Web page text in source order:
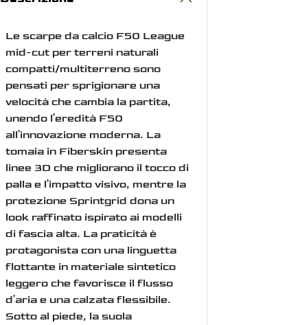
Le scarpe da calcio F50 League
mid-cut per terreni naturali
compatti/multiterreno sono
pensati per sprigionare una
velocità che cambia la partita,
unendo l'eredità F50
all'innovazione moderna. La
tomaia in Fiberskin presenta
linee 3D che migliorano il tocco di
palla e l'impatto visivo, mentre la
protezione Sprintgrid dona un
look raffinato ispirato ai modelli
di fascia alta. La praticità è
protagonista con una linguetta
flottante in materiale sintetico
leggero che favorisce il flusso
d'aria e una calzata flessibile.
Sotto al piede, la suola